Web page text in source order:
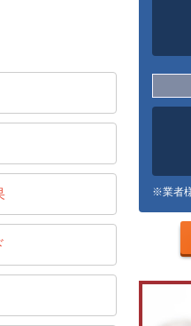
※業者